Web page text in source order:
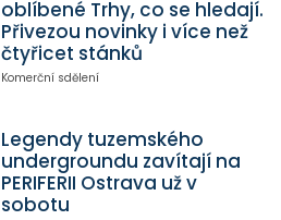
oblíbené Trhy, co se hledají.
Přivezou novinky i více než
čtyřicet stánků
Komerční sdělení
Legendy tuzemského
undergroundu zavítají na
PERIFERII Ostrava už v
sobotu